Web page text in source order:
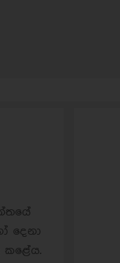
දෙනා
කළේය.